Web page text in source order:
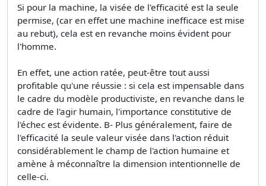
Si pour la machine, la visée de l'efficacité est la seule
permise, (car en effet une machine inefficace est mise
au rebut), cela est en revanche moins évident pour
l'homme.
En effet, une action ratée, peut-être tout aussi
profitable qu'une réussie : si cela est impensable dans
le cadre du modèle productiviste, en revanche dans le
cadre de l'agir humain, l'importance constitutive de
l'échec est évidente. B- Plus généralement, faire de
l'efficacité la seule valeur visée dans l'action réduit
considérablement le champ de l'action humaine et
amène à méconnaître la dimension intentionnelle de
celle-ci.